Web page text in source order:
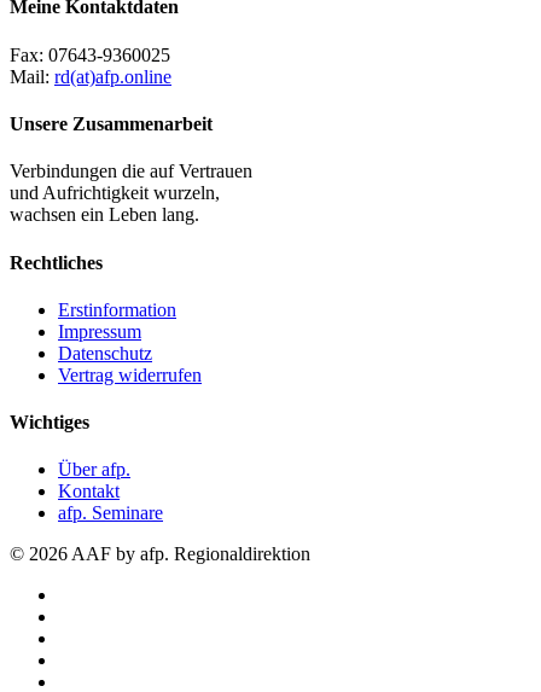
Meine Kontaktdaten
Fax: 07643-9360025
Mail: rd(at)afp.online
Unsere Zusammenarbeit
Verbindungen die auf Vertrauen
und Aufrichtigkeit wurzeln,
wachsen ein Leben lang.
Rechtliches
Erstinformation
Impressum
Datenschutz
Vertrag widerrufen
Wichtiges
Über afp.
Kontakt
afp. Seminare
© 2026 AAF by afp. Regionaldirektion